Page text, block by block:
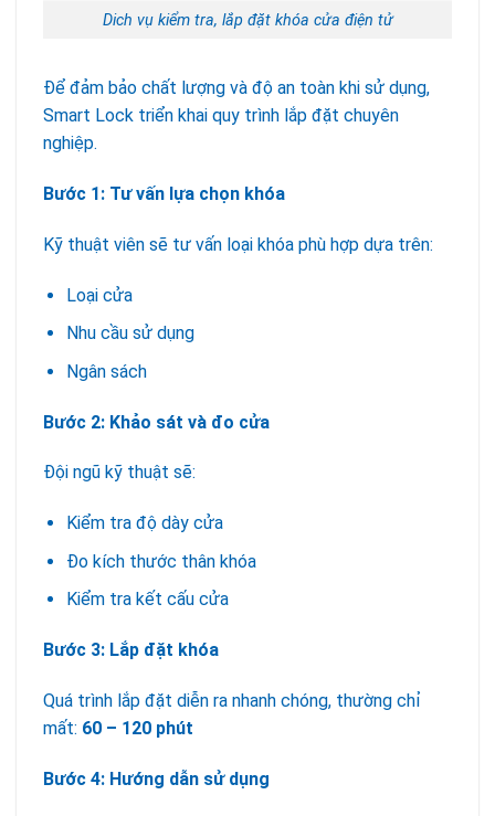
Dich vụ kiểm tra, lắp đặt khóa cửa điện tử
Để đảm bảo chất lượng và độ an toàn khi sử dụng,
Smart Lock triển khai quy trình lắp đặt chuyên
nghiệp.
Bước 1: Tư vấn lựa chọn khóa
Kỹ thuật viên sẽ tư vấn loại khóa phù hợp dựa trên:
Loại cửa
Nhu cầu sử dụng
Ngân sách
Bước 2: Khảo sát và đo cửa
Đội ngũ kỹ thuật sẽ:
Kiểm tra độ dày cửa
Đo kích thước thân khóa
Kiểm tra kết cấu cửa
Bước 3: Lắp đặt khóa
Quá trình lắp đặt diễn ra nhanh chóng, thường chỉ
mất: 60 – 120 phút
Bước 4: Hướng dẫn sử dụng